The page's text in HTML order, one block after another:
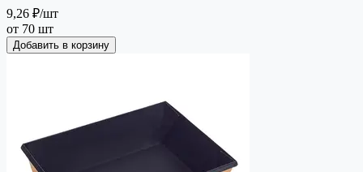
9,26 ₽/шт
от 70 шт
Добавить в корзину